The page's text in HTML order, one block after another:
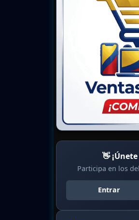
👋
Participa en los
Entrar